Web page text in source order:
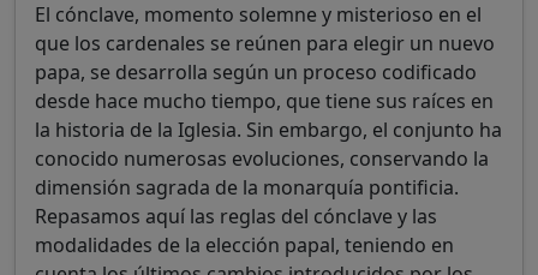
El cónclave, momento solemne y misterioso en el
que los cardenales se reúnen para elegir un nuevo
papa, se desarrolla según un proceso codificado
desde hace mucho tiempo, que tiene sus raíces en
la historia de la Iglesia. Sin embargo, el conjunto ha
conocido numerosas evoluciones, conservando la
dimensión sagrada de la monarquía pontificia.
Repasamos aquí las reglas del cónclave y las
modalidades de la elección papal, teniendo en